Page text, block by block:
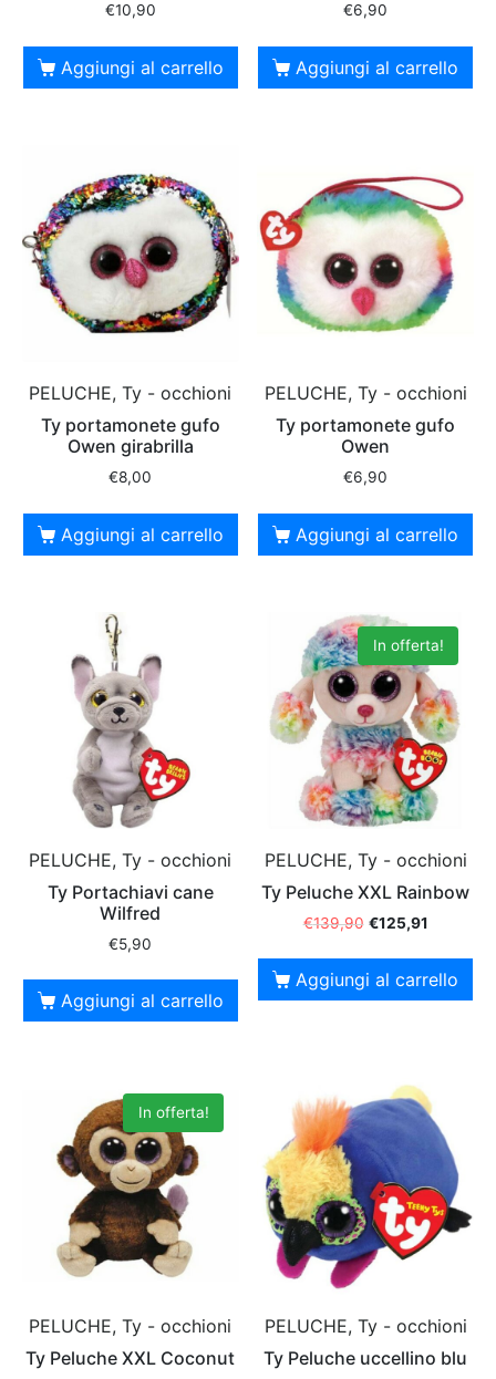
€10,90
Aggiungi al carrello
€6,90
Aggiungi al carrello
PELUCHE, Ty - occhioni
Ty portamonete gufo
Owen girabrilla
€8,00
Aggiungi al carrello
PELUCHE, Ty - occhioni
Ty portamonete gufo
Owen
€6,90
Aggiungi al carrello
PELUCHE, Ty - occhioni
Ty Portachiavi cane
Wilfred
€5,90
Aggiungi al carrello
In offerta!
PELUCHE, Ty - occhioni
Ty Peluche XXL Rainbow
€139,90 €125,91
Aggiungi al carrello
In offerta!
PELUCHE, Ty - occhioni
Ty Peluche XXL Coconut
PELUCHE, Ty - occhioni
Ty Peluche uccellino blu